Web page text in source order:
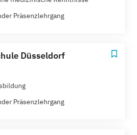
Präsenzlehrgang
Düsseldorf
Präsenzlehrgang